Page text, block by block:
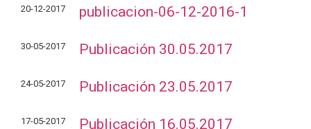
20-12-2017 publicacion-06-12-2016-1
30-05-2017 Publicación 30.05.2017
24-05-2017 Publicación 23.05.2017
17-05-2017 Publicación 16.05.2017